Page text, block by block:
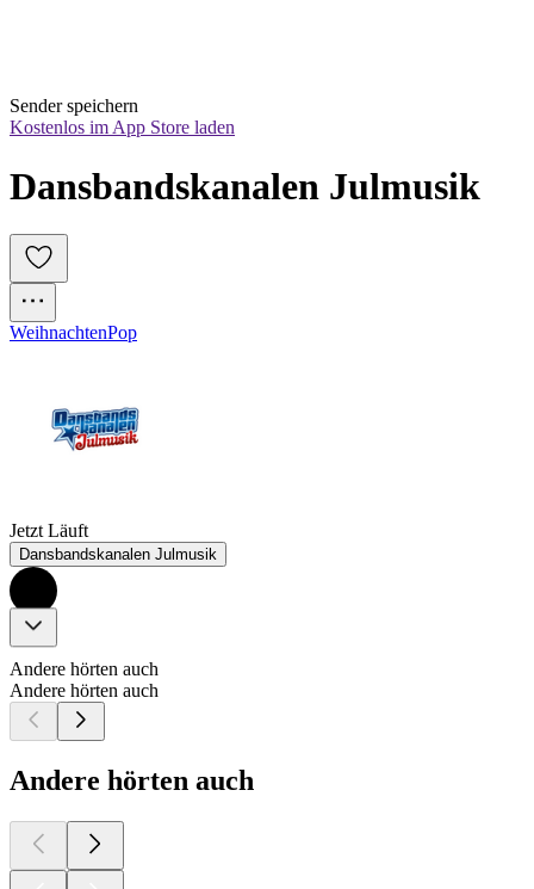
Sender speichern
Kostenlos im App Store laden
Dansbandskanalen Julmusik
WeihnachtenPop
Jetzt Läuft
Dansbandskanalen Julmusik
Andere hörten auch
Andere hörten auch
Andere hörten auch